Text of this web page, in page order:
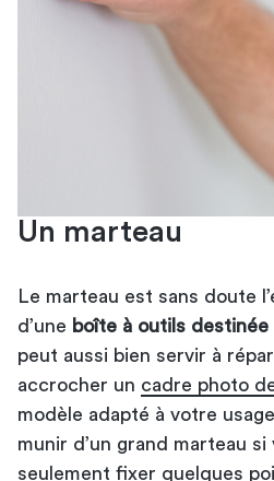
Un marteau
Le marteau est sans doute
d’une boîte à outils
peut aussi bien servir à
accrocher un cadre photo
modèle adapté à votre
munir d’un grand marteau
seulement fixer quelques